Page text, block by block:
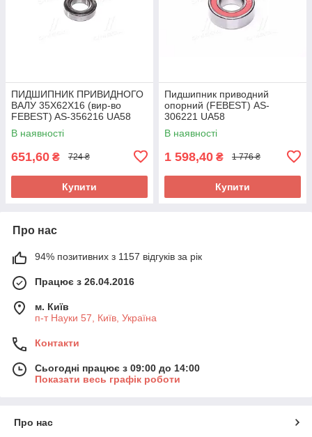
ПИДШИПНИК ПРИВИДНОГО
ВАЛУ 35X62X16 (вир-во
FEBEST) AS-356216 UA58
В наявності
651,60 ₴ 724 ₴
Купити
Пидшипник приводний
опорний (FEBEST) AS-
306221 UA58
В наявності
1 598,40 ₴ 1 776 ₴
Купити
Про нас
94% позитивних з 1157 відгуків за рік
Працює з 26.04.2016
м. Київ
п-т Науки 57, Київ, Україна
Контакти
Сьогодні працює з 09:00 до 14:00
Показати весь графік роботи
Про нас